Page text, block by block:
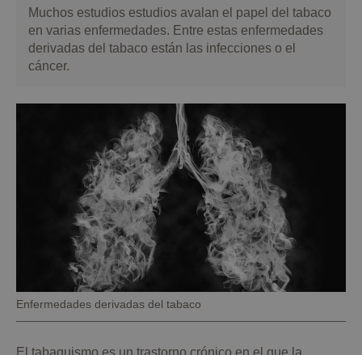
Muchos estudios estudios avalan el papel del tabaco
en varias enfermedades. Entre estas enfermedades
derivadas del tabaco están las infecciones o el
cáncer.
Pie
de
Enfermedades derivadas del tabaco